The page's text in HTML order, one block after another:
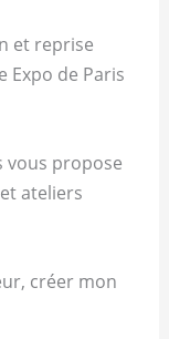
et reprise
Expo de Paris
vous propose
ateliers
créer mon